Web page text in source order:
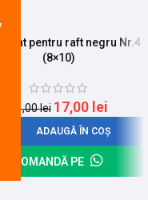
lat pentru raft negru Nr.4
(8×10)
21,00lei 17,00 lei
ADAUGĂ ÎN COȘ
COMANDĂ PE